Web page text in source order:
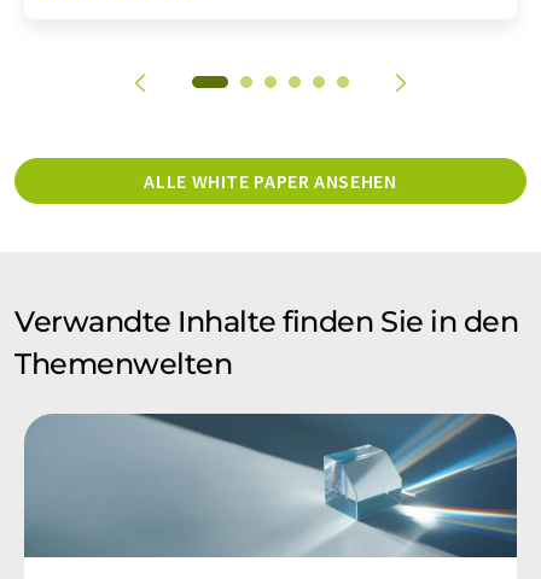
ALLE WHITE PAPER ANSEHEN
Verwandte Inhalte finden Sie in den
Themenwelten